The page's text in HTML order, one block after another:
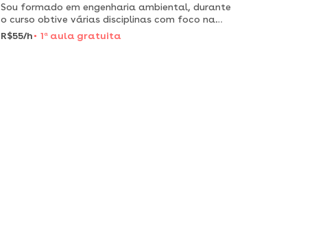
Sou formado em engenharia ambiental, durante
o curso obtive várias disciplinas com foco na
estatística e com cálculo e sempre tive
facilidade de aprender e passar esses
R$55/h 1 aaula gratuita